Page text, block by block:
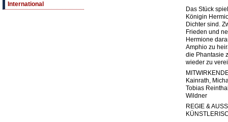
International
Das Stück
Königin
Dichter sind.
Frieden und
Hermione
Amphio zu
die Phantasie
wieder zu
Kainrath,
Tobias
Wildner
REGIE &